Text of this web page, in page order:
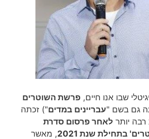
שבו אנו חיים, פרשת השוטרים
גם בשם "עבריינים במדים") זכתה
רבה יותר לאחר פרסום סדרת
בתחילת שנת 2021
, מאשר